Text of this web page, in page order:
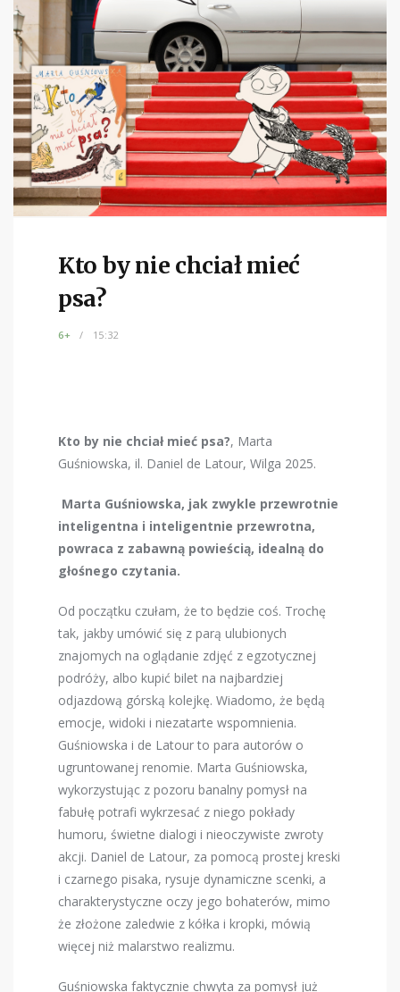
Kto by nie chciał mieć
psa?
6+ 15:32
Kto by nie chciał mieć psa?, Marta
Guśniowska, il. Daniel de Latour, Wilga 2025.
Marta Guśniowska, jak zwykle przewrotnie
inteligentna i inteligentnie przewrotna,
powraca z zabawną powieścią, idealną do
głośnego czytania.
Od początku czułam, że to będzie coś. Trochę
tak, jakby umówić się z parą ulubionych
znajomych na oglądanie zdjęć z egzotycznej
podróży, albo kupić bilet na najbardziej
odjazdową górską kolejkę. Wiadomo, że będą
emocje, widoki i niezatarte wspomnienia.
Guśniowska i de Latour to para autorów o
ugruntowanej renomie. Marta Guśniowska,
wykorzystując z pozoru banalny pomysł na
fabułę potrafi wykrzesać z niego pokłady
humoru, świetne dialogi i nieoczywiste zwroty
akcji. Daniel de Latour, za pomocą prostej kreski
i czarnego pisaka, rysuje dynamiczne scenki, a
charakterystyczne oczy jego bohaterów, mimo
że złożone zaledwie z kółka i kropki, mówią
więcej niż malarstwo realizmu.
Guśniowska faktycznie chwyta za pomysł już